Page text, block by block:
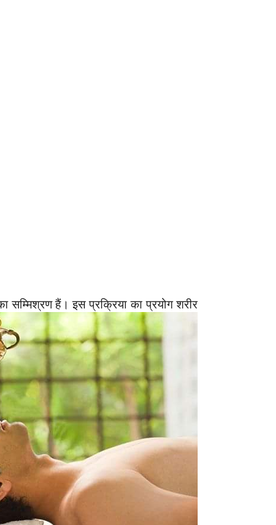
सम्मिश्रण हैं। इस प्रक्रिया का प्रयोग शरीर